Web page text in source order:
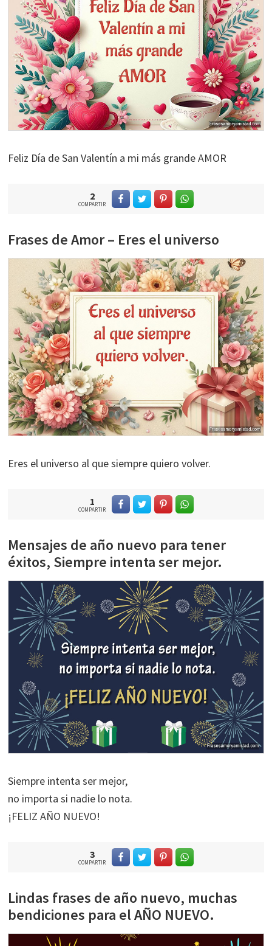
Feliz Día de San Valentín a mi más grande AMOR
2
COMPARTIR
Frases de Amor – Eres el universo
Eres el universo al que siempre quiero volver.
1
COMPARTIR
Mensajes de año nuevo para tener
éxitos, Siempre intenta ser mejor.
Siempre intenta ser mejor,
no importa si nadie lo nota.
¡FELIZ AÑO NUEVO!
3
COMPARTIR
Lindas frases de año nuevo, muchas
bendiciones para el AÑO NUEVO.